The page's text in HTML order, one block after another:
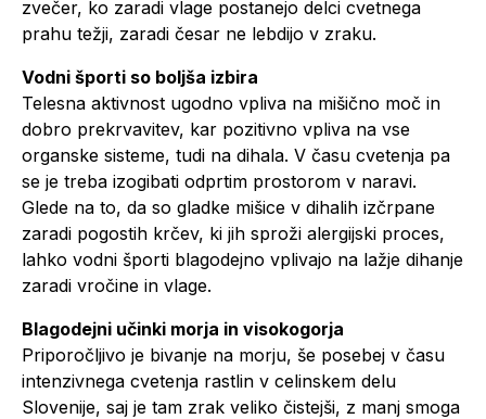
zvečer, ko zaradi vlage postanejo delci cvetnega
prahu težji, zaradi česar ne lebdijo v zraku.
Vodni športi so boljša izbira
Telesna aktivnost ugodno vpliva na mišično moč in
dobro prekrvavitev, kar pozitivno vpliva na vse
organske sisteme, tudi na dihala. V času cvetenja pa
se je treba izogibati odprtim prostorom v naravi.
Glede na to, da so gladke mišice v dihalih izčrpane
zaradi pogostih krčev, ki jih sproži alergijski proces,
lahko vodni športi blagodejno vplivajo na lažje dihanje
zaradi vročine in vlage.
Blagodejni učinki morja in visokogorja
Priporočljivo je bivanje na morju, še posebej v času
intenzivnega cvetenja rastlin v celinskem delu
Slovenije, saj je tam zrak veliko čistejši, z manj smoga